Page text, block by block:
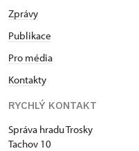
Zprávy
Publikace
Pro média
Kontakty
RYCHLÝ KONTAKT
Správa hradu Trosky
Tachov 10